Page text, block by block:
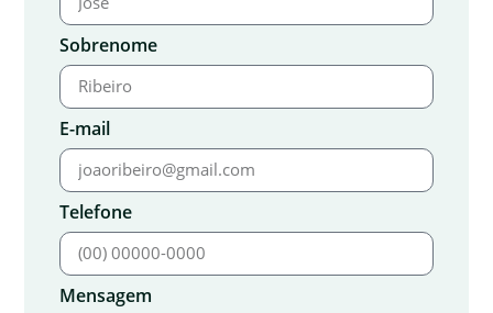
Sobrenome
E-mail
Telefone
Mensagem